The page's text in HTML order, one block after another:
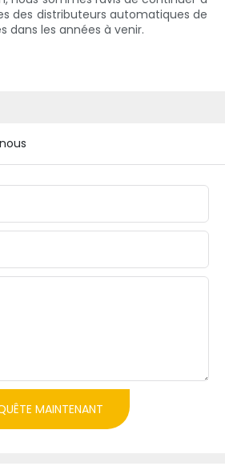
des distributeurs automatiques de
dans les années à venir.
MAINTENANT